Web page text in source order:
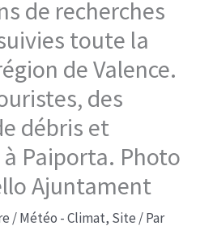
de recherches
toute la
de Valence.
des
débris et
Paiporta. Photo
Ajuntament
/Météo - Climat, Site / Par